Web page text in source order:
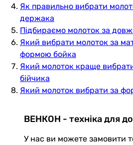
Як правильно вибрати
держака
Підбираємо молоток за
Який вибрати молоток за
формою бойка
Який молоток краще
бійчика
Який молоток вибрати за
ВЕНКОН - техніка для
У нас ви можете замовити